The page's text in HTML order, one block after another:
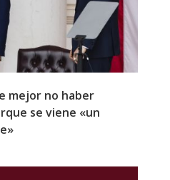
mejor no haber
se viene «un